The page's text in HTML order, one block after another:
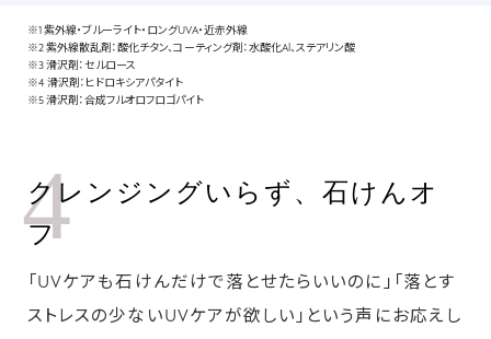
※1 紫外線・ブルーライト・ロングUVA・近赤外線
※2 紫外線散乱剤：酸化チタン、コーティング剤：水酸化Al、ステアリン酸
※3 滑沢剤：セルロース
※4 滑沢剤：ヒドロキシアパタイト
※5 滑沢剤：合成フルオロフロゴパイト
4
クレンジングいらず、石けんオ
フ
「UVケアも石けんだけで落とせたらいいのに」「落とす
ストレスの少ないUVケアが欲しい」という声にお応えし